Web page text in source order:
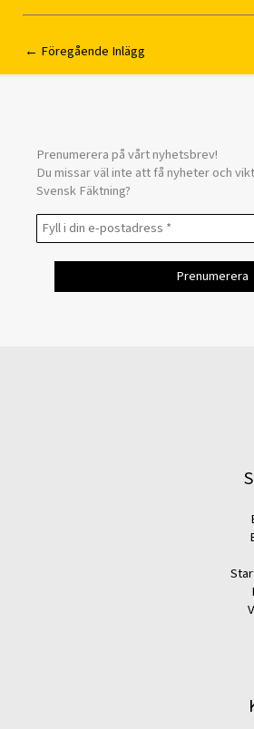
← Föregående Inlägg
Prenumerera på vårt nyhetsbrev!
Du missar väl inte att få nyheter och
Svensk Fäktning?